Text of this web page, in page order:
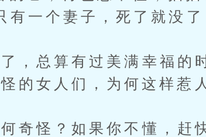
有一个妻子，死了就没了
总算有过美满幸福的
的女人们，为何这样惹
怪？如果你不懂，赶